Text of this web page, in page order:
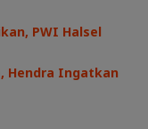
PWI Halsel
Hendra Ingatkan